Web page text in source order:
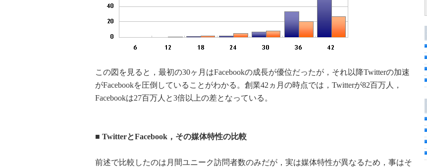
この図を見ると，最初の30ヶ月はFacebookの成長が優位だったが，それ以降Twitterの加速
がFacebookを圧倒していることがわかる。創業42ヵ月の時点では，Twitterが82百万人，
Facebookは27百万人と3倍以上の差となっている。
■ TwitterとFacebook，その媒体特性の比較
前述で比較したのは月間ユニーク訪問者数のみだが，実は媒体特性が異なるため，事はそ